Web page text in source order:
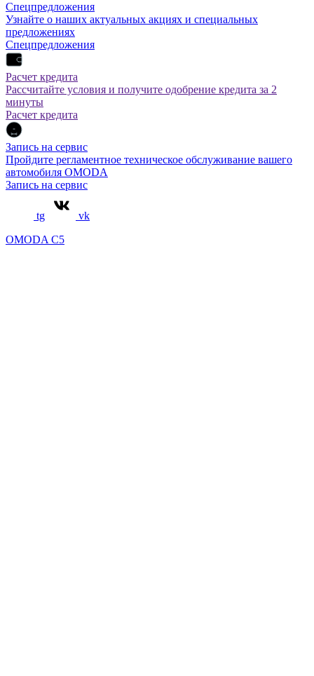
Спецпредложения
Узнайте о наших актуальных акциях и специальных
предложениях
Спецпредложения
Расчет кредита
Рассчитайте условия и получите одобрение кредита за 2
минуты
Расчет кредита
Запись на сервис
Пройдите регламентное техническое обслуживание вашего
автомобиля OMODA
Запись на сервис
tg
vk
OMODA C5